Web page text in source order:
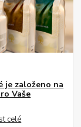
je založeno na
Vaše
celé